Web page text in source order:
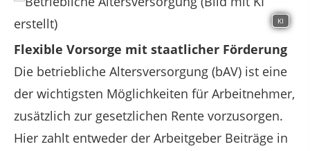
KI
Flexible Vorsorge mit staatlicher Förderung
Die betriebliche Altersversorgung (bAV) ist eine
der wichtigsten Möglichkeiten für Arbeitnehmer,
zusätzlich zur gesetzlichen Rente vorzusorgen.
Hier zahlt entweder der Arbeitgeber Beiträge in